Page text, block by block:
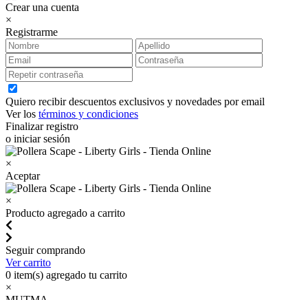
Crear una cuenta
×
Registrarme
Quiero recibir descuentos exclusivos y novedades por email
Ver los términos y condiciones
Finalizar registro
o iniciar sesión
×
Aceptar
×
Producto agregado a carrito
Seguir comprando
Ver carrito
0 item(s) agregado tu carrito
×